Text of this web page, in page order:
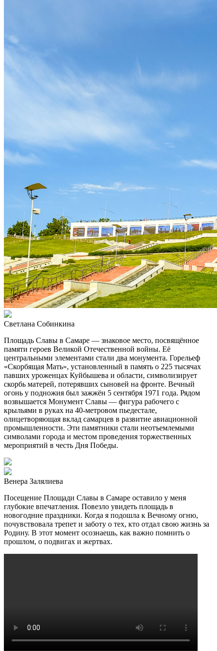
Светлана Собинкина
Площадь Славы в Самаре — знаковое место, посвящённое
памяти героев Великой Отечественной войны. Её
центральными элементами стали два монумента. Горельеф
«Скорбящая Мать», установленный в память о 225 тысячах
павших уроженцах Куйбышева и области, символизирует
скорбь матерей, потерявших сыновей на фронте. Вечный
огонь у подножия был зажжён 5 сентября 1971 года. Рядом
возвышается Монумент Славы — фигура рабочего с
крыльями в руках на 40-метровом пьедестале,
олицетворяющая вклад самарцев в развитие авиационной
промышленности. Эти памятники стали неотъемлемыми
символами города и местом проведения торжественных
мероприятий в честь Дня Победы.
Венера Залялиева
Посещение Площади Славы в Самаре оставило у меня
глубокие впечатления. Повезло увидеть площадь в
новогодние праздники. Когда я подошла к Вечному огню,
почувствовала трепет и заботу о тех, кто отдал свою жизнь за
Родину. В этот момент осознаешь, как важно помнить о
прошлом, о подвигах и жертвах.